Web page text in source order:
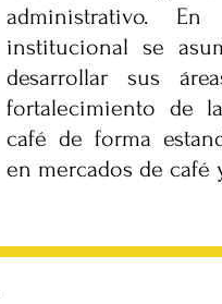
administrativo.
institucional se
desarrollar sus
fortalecimiento de
café de forma
en mercados de café